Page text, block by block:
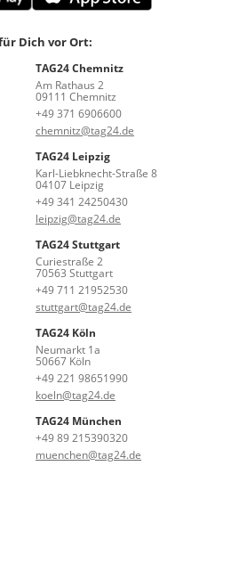
Dich vor Ort:
TAG24 Chemnitz
Am Rathaus 2
09111 Chemnitz
+49 371 6906600
chemnitz@tag24.de
TAG24 Leipzig
Karl-Liebknecht-Straße 8
04107 Leipzig
+49 341 24250430
leipzig@tag24.de
TAG24 Stuttgart
Curiestraße 2
70563 Stuttgart
+49 711 21952530
stuttgart@tag24.de
TAG24 Köln
Neumarkt 1a
50667 Köln
+49 221 98651990
koeln@tag24.de
TAG24 München
+49 89 215390320
muenchen@tag24.de